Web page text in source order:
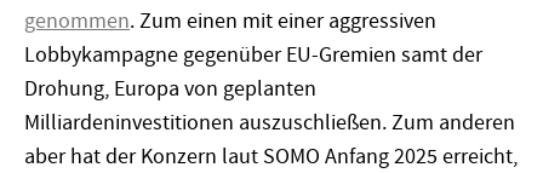
genommen. Zum einen mit einer aggressiven
Lobbykampagne gegenüber EU-Gremien samt der
Drohung, Europa von geplanten
Milliardeninvestitionen auszuschließen. Zum anderen
aber hat der Konzern laut SOMO Anfang 2025 erreicht,